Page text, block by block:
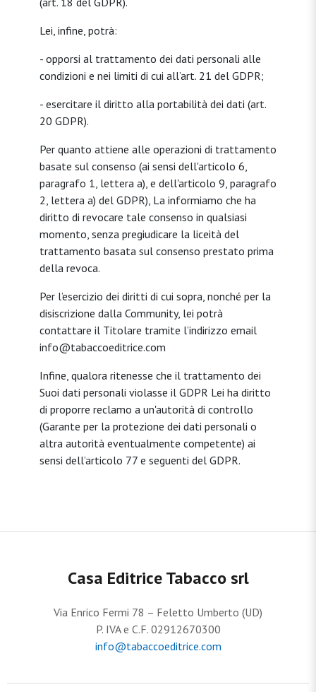
Lei, infine, potrà:
- opporsi al trattamento dei dati personali alle
condizioni e nei limiti di cui all’art. 21 del GDPR;
- esercitare il diritto alla portabilità dei dati (art.
20 GDPR).
Per quanto attiene alle operazioni di trattamento
basate sul consenso (ai sensi dell'articolo 6,
paragrafo 1, lettera a), e dell'articolo 9, paragrafo
2, lettera a) del GDPR), La informiamo che ha
diritto di revocare tale consenso in qualsiasi
momento, senza pregiudicare la liceità del
trattamento basata sul consenso prestato prima
della revoca.
Per l’esercizio dei diritti di cui sopra, nonché per la
disiscrizione dalla Community, lei potrà
contattare il Titolare tramite l’indirizzo email
info@tabaccoeditrice.com
Infine, qualora ritenesse che il trattamento dei
Suoi dati personali violasse il GDPR Lei ha diritto
di proporre reclamo a un'autorità di controllo
(Garante per la protezione dei dati personali o
altra autorità eventualmente competente) ai
sensi dell’articolo 77 e seguenti del GDPR.
Casa Editrice Tabacco srl
Via Enrico Fermi 78 – Feletto Umberto (UD)
P. IVA e C.F. 02912670300
info@tabaccoeditrice.com